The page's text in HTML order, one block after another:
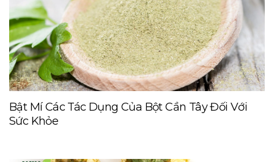
Bật Mí Các Tác Dụng Của Bột Cần Tây Đối Với
Sức Khỏe